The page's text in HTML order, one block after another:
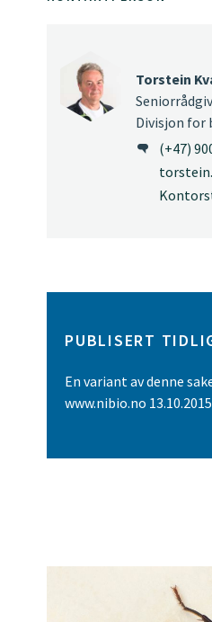
Torstein
Divisjon for
(+47)
PUBLISERT
En variant av denne
www.nibio.no